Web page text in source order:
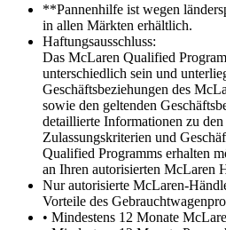
**Pannenhilfe ist wegen
in allen Märkten erhältlich.
Haftungsausschluss:
Das McLaren Qualified
unterschiedlich sein und
Geschäftsbeziehungen des
sowie den geltenden
detaillierte Informationen zu
Zulassungskriterien und
Qualified Programms erhalten
an Ihren autorisierten McLaren
Nur autorisierte McLaren-
Vorteile des
• Mindestens 12 Monate